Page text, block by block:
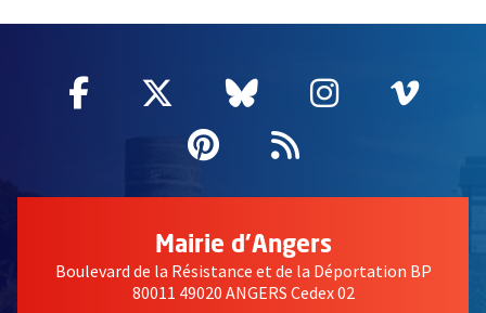
Facebook
, Ouvre une nouvelle fenêtre
Twitter
, Ouvre une nouvelle
Bluesky
, Ouvre une
Instagram
, Ouvre
,
Pinterest
, Ouvre une
Flux RSS
Mairie d'Angers
Boulevard de la Résistance et de la Déportation BP
80011 49020 ANGERS Cedex 02